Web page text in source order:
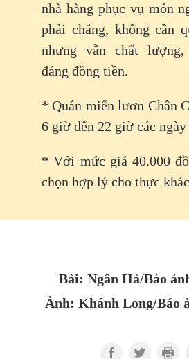
nhà hàng phục vụ món
phải chăng, không cần
nhưng vẫn chất lượng,
đáng đồng tiền.
* Quán miến lươn Chân
6 giờ đến 22 giờ các
* Với mức giá 40.000
chọn hợp lý cho thực
Bài: Ngân Hà/Báo
Ảnh: Khánh Long/Báo